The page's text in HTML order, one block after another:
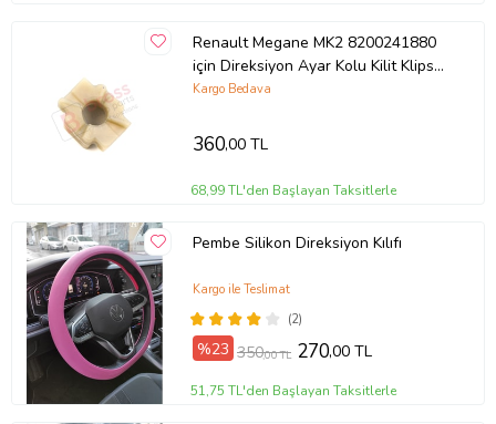
Renault Megane MK2 8200241880
için Direksiyon Ayar Kolu Kilit Klips
Plastiği
Kargo Bedava
360,00 TL
68,99 TL'den Başlayan Taksitlerle
Pembe Silikon Direksiyon Kılıfı
(2)
Kargo ile Teslimat
%23 350,00 TL 270,00 TL
51,75 TL'den Başlayan Taksitlerle